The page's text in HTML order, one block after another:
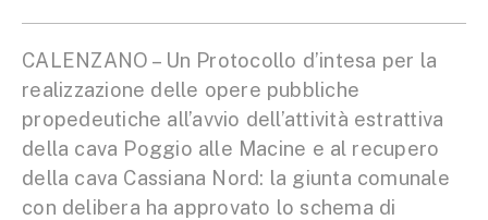
CALENZANO – Un Protocollo d’intesa per la
realizzazione delle opere pubbliche
propedeutiche all’avvio dell’attività estrattiva
della cava Poggio alle Macine e al recupero
della cava Cassiana Nord: la giunta comunale
con delibera ha approvato lo schema di